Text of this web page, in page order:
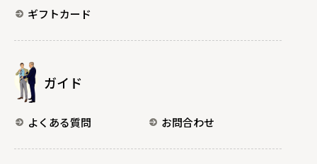
ギフトカード
ガイド
よくある質問 お問合わせ